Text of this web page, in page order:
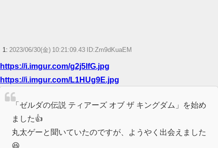
飲み会で席を離れた隙にスマホを操作され、全ゲームアプリをアンインス
任天堂1Q決算 売上高5,178 億円（-9.5 ％）、営業利益 1,425 億円
（+150.5 %）
1: 2023/06/30(金) 10:21:09.43 ID:Zm9dKuaEM
https://i.imgur.com/g2j5lfG.jpg
https://i.imgur.com/L1HUg9E.jpg
「ゼルダの伝説 ティアーズ オブ ザ キングダム」を始め
ました👍
丸太ゲーと聞いていたのですが、ようやく出会えました
😆